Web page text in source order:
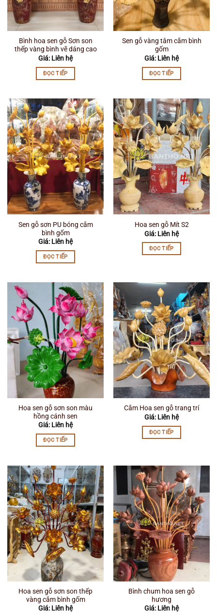
Bình hoa sen gỗ Sơn son
thếp vàng bình vẽ dáng cao
Giá: Liên hệ
ĐỌC TIẾP
Sen gỗ vàng tâm cắm bình
gốm
Giá: Liên hệ
ĐỌC TIẾP
Sen gỗ sơn PU bóng cắm
bình gốm
Giá: Liên hệ
ĐỌC TIẾP
Hoa sen gỗ Mít S2
Giá: Liên hệ
ĐỌC TIẾP
Hoa sen gỗ sơn son màu
hồng cánh sen
Giá: Liên hệ
ĐỌC TIẾP
Cắm Hoa sen gỗ trang trí
Giá: Liên hệ
ĐỌC TIẾP
Hoa sen gỗ sơn son thếp
vàng cắm bình gốm
Giá: Liên hệ
Bình chum hoa sen gỗ
hương
Giá: Liên hệ